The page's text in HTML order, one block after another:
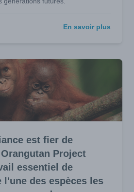
En savoir plus
est fier de
Project
essentiel de
l'une des espèces les